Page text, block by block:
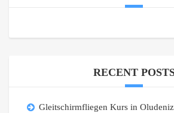
RECENT
Gleitschirmfliegen Kurs in